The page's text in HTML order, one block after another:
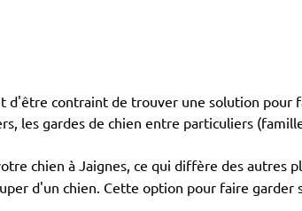
d'être contraint de trouver une solution
les gardes de chien entre particuliers
chien à Jaignes, ce qui diffère des autres
d'un chien. Cette option pour faire